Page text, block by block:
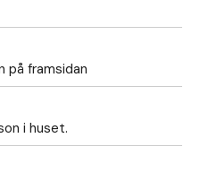
framsidan
i huset.